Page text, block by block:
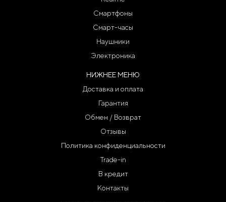
Смартфоны
Смарт-часы
Наушники
Электроника
НИЖНЕЕ МЕНЮ
Доставка и оплата
Гарантия
Обмен / Возврат
Отзывы
Политика конфиденциальности
Trade-in
В кредит
Контакты